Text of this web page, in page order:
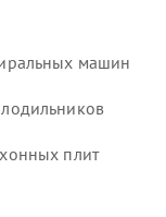
машин
плит